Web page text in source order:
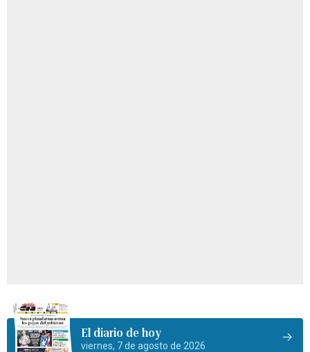
El diario de hoy
viernes, 7 de agosto de 2026